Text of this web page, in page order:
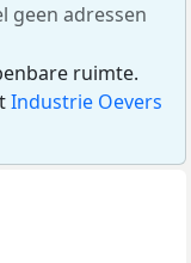
geen adressen
ruimte.
Industrie Oevers